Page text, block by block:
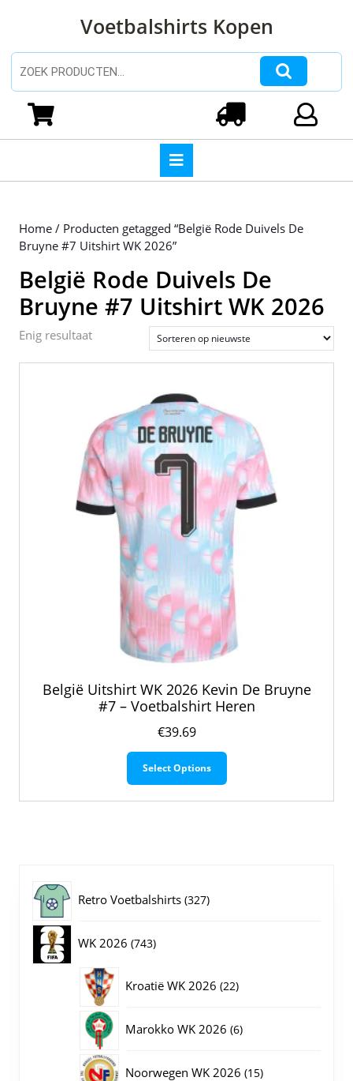
inhoud
Voetbalshirts Kopen
Zoeken naar:
Home / Producten getagged “België Rode Duivels De
Bruyne #7 Uitshirt WK 2026”
België Rode Duivels De
Bruyne #7 Uitshirt WK 2026
Enig resultaat
België Uitshirt WK 2026 Kevin De Bruyne
#7 – Voetbalshirt Heren
€39.69
Select Options
Dit
Retro Voetbalshirts 327327
WK 2026 743743
Kroatië WK 2026 2222
Marokko WK 2026 66
Noorwegen WK 2026 1515